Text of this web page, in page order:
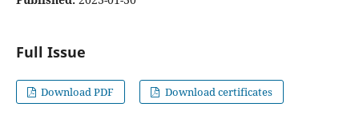
Full Issue
Download PDF Download certificates